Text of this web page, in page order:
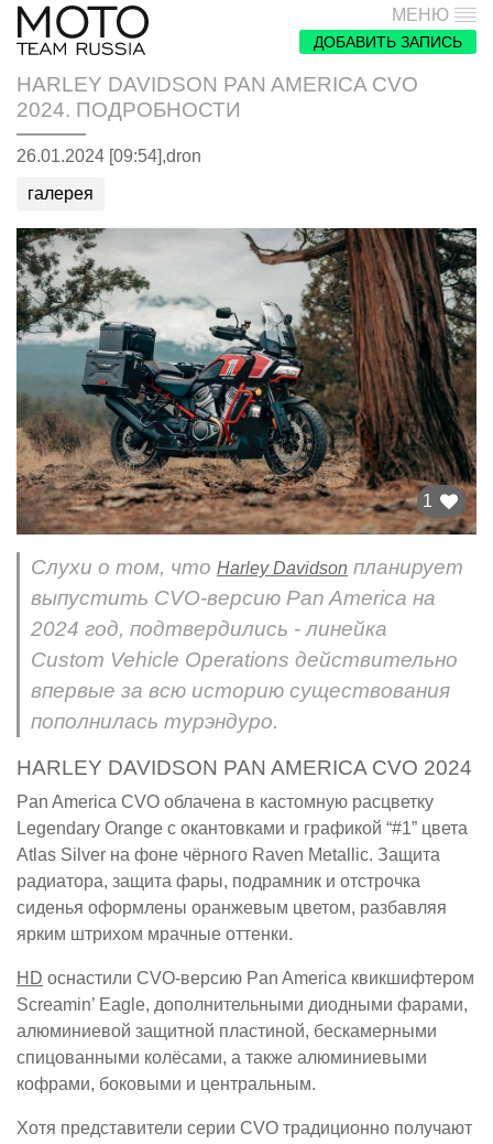
МЕНЮ
ДОБАВИТЬ ЗАПИСЬ
HARLEY DAVIDSON PAN AMERICA CVO
2024. ПОДРОБНОСТИ
26.01.2024 [09:54],dron
галерея
1
Слухи о том, что Harley Davidson планирует
выпустить CVO-версию Pan America на
2024 год, подтвердились - линейка
Custom Vehicle Operations действительно
впервые за всю историю существования
пополнилась турэндуро.
HARLEY DAVIDSON PAN AMERICA CVO 2024
Pan America CVO облачена в кастомную расцветку
Legendary Orange с окантовками и графикой “#1” цвета
Atlas Silver на фоне чёрного Raven Metallic. Защита
радиатора, защита фары, подрамник и отстрочка
сиденья оформлены оранжевым цветом, разбавляя
ярким штрихом мрачные оттенки.
HD оснастили CVO-версию Pan America квикшифтером
Screamin’ Eagle, дополнительными диодными фарами,
алюминиевой защитной пластиной, бескамерными
спицованными колёсами, а также алюминиевыми
кофрами, боковыми и центральным.
Хотя представители серии CVO традиционно получают